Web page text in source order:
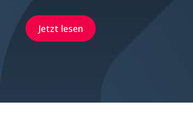
Jetzt lesen